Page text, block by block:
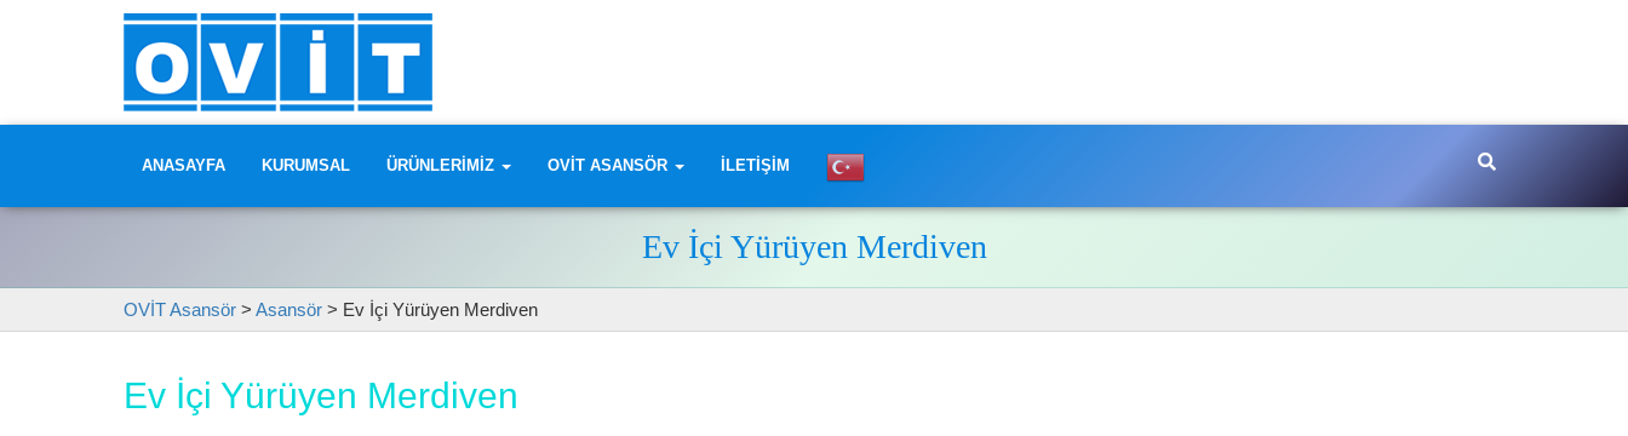
ANASAYFA KURUMSAL ÜRÜNLERIMIZ OVIT ASANSÖR ILETIŞIM
Ev İçi Yürüyen Merdiven
OVİT Asansör > Asansör > Ev İçi Yürüyen Merdiven
Ev İçi Yürüyen Merdiven